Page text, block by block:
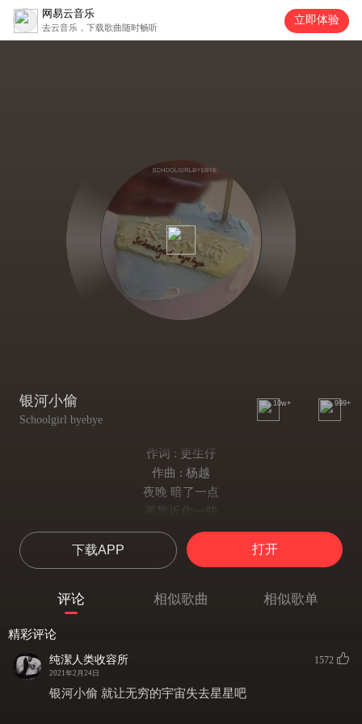
网易云音乐
去云音乐，下载歌曲随时畅听
立即体验
银河小偷
Schoolgirl byebye
10w+ 999+
作词 : 更生仔
作曲 : 杨越
夜晚 暗了一点
再靠近你一些
月光 亮了一点
吻着你的脸
秋天 冷了一点
时间 再多一点
你喊我
下载APP 打开
评论 相似歌曲 相似歌单
精彩评论
纯潔人类收容所
2021年2月24日
1572
银河小偷 就让无穷的宇宙失去星星吧